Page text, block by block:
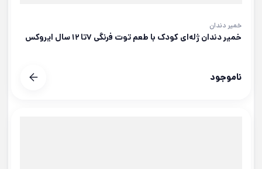
خمیر دندان
خمیر دندان ژله‌ای کودک با طعم توت فرنگی ۷تا ۱۲ سال ایروکس
ناموجود